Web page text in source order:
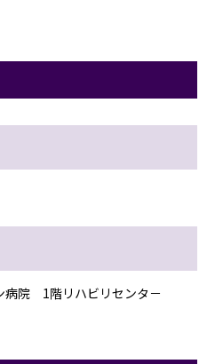
病院 1階リハビリセンタ－